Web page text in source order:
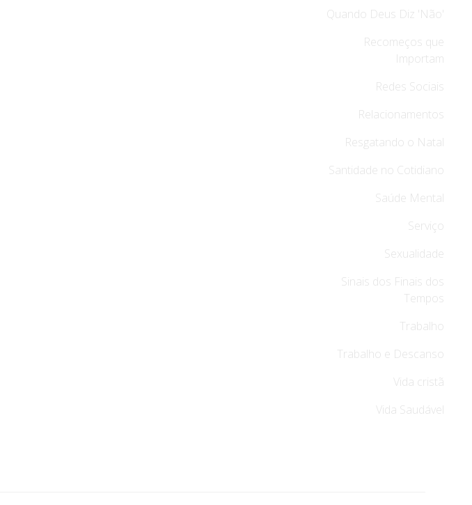
Quando Deus Diz 'Não'
Recomeços que
Importam
Redes Sociais
Relacionamentos
Resgatando o Natal
Santidade no Cotidiano
Saúde Mental
Serviço
Sexualidade
Sinais dos Finais dos
Tempos
Trabalho
Trabalho e Descanso
Vida cristã
Vida Saudável